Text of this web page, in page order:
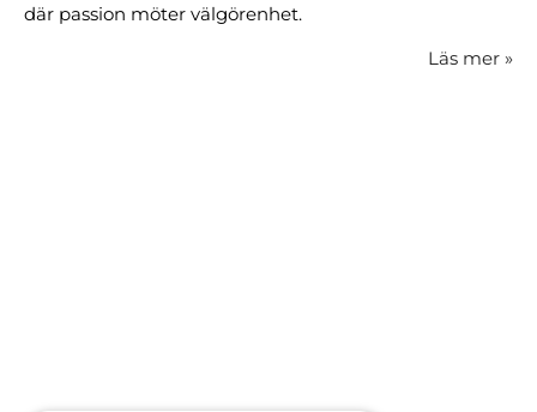
där passion möter välgörenhet.
Läs mer »